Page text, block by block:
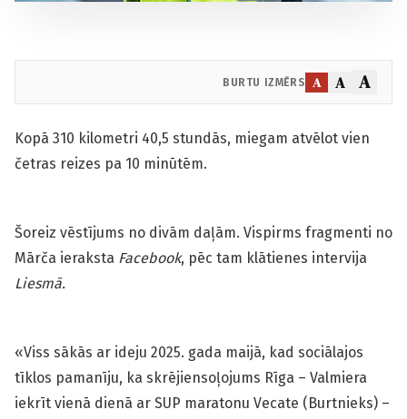
BURTU IZMĒRS A A A
Kopā 310 kilometri 40,5 stundās, miegam atvēlot vien
četras reizes pa 10 minūtēm.
Šoreiz vēstījums no divām daļām. Vispirms fragmenti no
Mārča ieraksta Facebook, pēc tam klātienes intervija
Liesmā.
«Viss sākās ar ideju 2025. gada maijā, kad sociālajos
tīklos pamanīju, ka skrējiensoļojums Rīga – Valmiera
iekrīt vienā dienā ar SUP maratonu Vecate (Burtnieks) –